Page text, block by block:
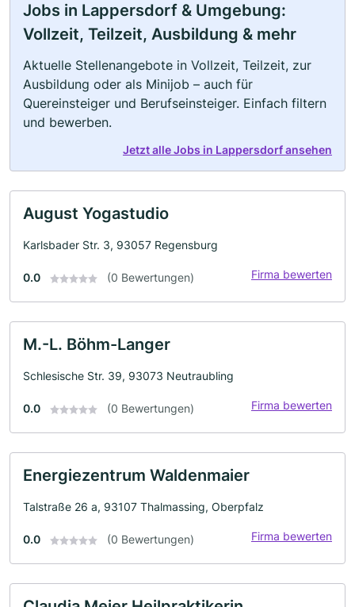
Jobs in Lappersdorf & Umgebung:
Vollzeit, Teilzeit, Ausbildung & mehr
Aktuelle Stellenangebote in Vollzeit, Teilzeit, zur
Ausbildung oder als Minijob – auch für
Quereinsteiger und Berufseinsteiger. Einfach filtern
und bewerben.
Jetzt alle Jobs in Lappersdorf ansehen
August Yogastudio
Karlsbader Str. 3, 93057 Regensburg
0.0 (0 Bewertungen) Firma bewerten
M.-L. Böhm-Langer
Schlesische Str. 39, 93073 Neutraubling
0.0 (0 Bewertungen) Firma bewerten
Energiezentrum Waldenmaier
Talstraße 26 a, 93107 Thalmassing, Oberpfalz
0.0 (0 Bewertungen) Firma bewerten